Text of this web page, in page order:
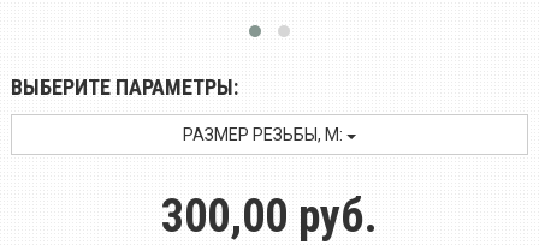
ВЫБЕРИТЕ ПАРАМЕТРЫ:
РАЗМЕР РЕЗЬБЫ, M:
300,00 руб.